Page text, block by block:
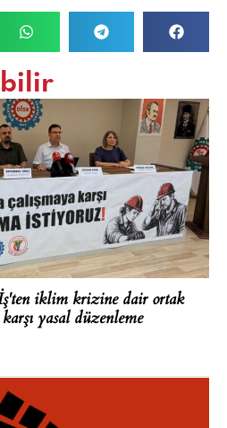
iklim krizine dair ortak
yasal düzenleme